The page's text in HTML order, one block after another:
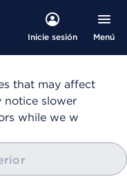
Inicie sesión Menú
that may affect
notice slower
while we w